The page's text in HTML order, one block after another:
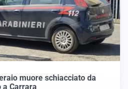
muore schiacciato da
a Carrara